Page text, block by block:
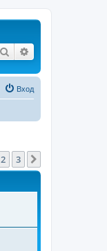
Поиск
Вход
2 3